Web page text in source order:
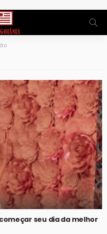
seu dia da melhor